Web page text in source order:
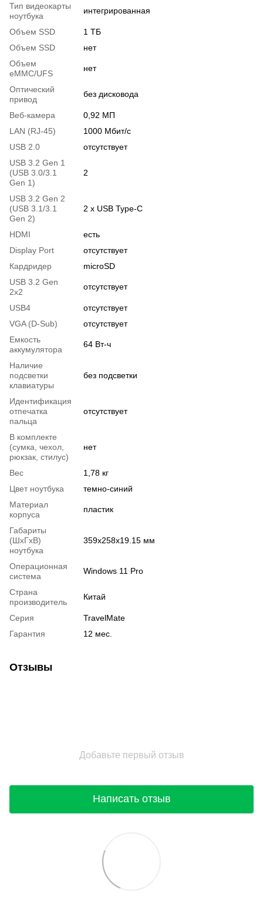
Тип видеокарты
ноутбука
интегрированная
Объем SSD
1 ТБ
Объем SSD
нет
Объем
eMMC/UFS
нет
Оптический
привод
без дисковода
Веб-камера
0,92 МП
LAN (RJ-45)
1000 Мбит/с
USB 2.0
отсутствует
USB 3.2 Gen 1
(USB 3.0/3.1
Gen 1)
2
USB 3.2 Gen 2
(USB 3.1/3.1
Gen 2)
2 x USB Type-C
HDMI
есть
Display Port
отсутствует
Кардридер
microSD
USB 3.2 Gen
2x2
отсутствует
USB4
отсутствует
VGA (D-Sub)
отсутствует
Емкость
аккумулятора
64 Вт-ч
Наличие
подсветки
клавиатуры
без подсветки
Идентификация
отпечатка
пальца
отсутствует
В комплекте
(сумка, чехол,
рюкзак, стилус)
нет
Вес
1,78 кг
Цвет ноутбука
темно-синий
Материал
корпуса
пластик
Габариты
(ШхГхВ)
ноутбука
359х258х19.15 мм
Операционная
система
Windows 11 Pro
Страна
производитель
Китай
Серия
TravelMate
Гарантия
12 мес.
Отзывы
Добавьте первый отзыв
Написать отзыв